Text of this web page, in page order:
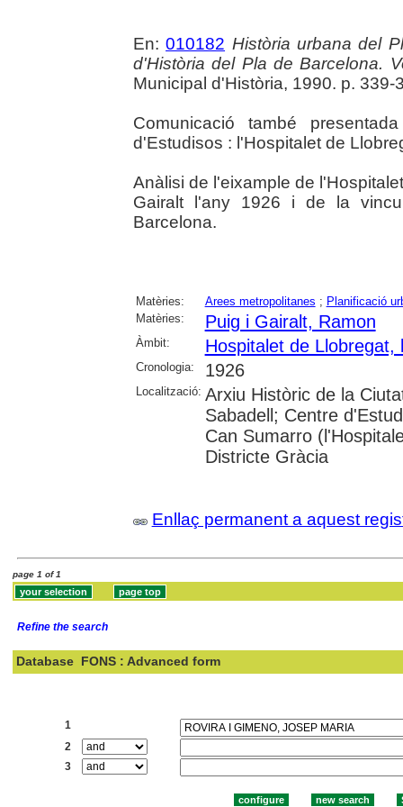
En:010182 Història urbana del
d'Història del Pla de Barcelona.
Municipal d'Història, 1990. p. 339-
Comunicació també
d'Estudisos : l'Hospitalet de
Anàlisi de l'eixample de
Gairalt l'any 1926 i de la
Barcelona.
Matèries: Arees metropolitanes ; Planificació
Matèries:
Puig i Gairalt, Ramon
Àmbit: Hospitalet de Llobregat,
Cronologia: 1926
Localització: Arxiu Històric de la
Sabadell; Centre
Can Sumarro
Districte Gràcia
Enllaç permanent a aquest
page 1 of 1
Refine the search
Database FONS : Advanced form
1
2
3